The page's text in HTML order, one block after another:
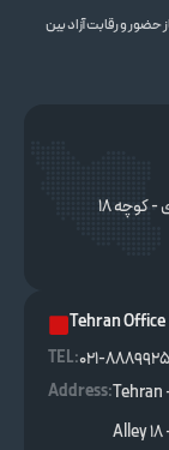
و رقابت آزاد بین
تهران - خیابان مطهری - خیابان میرزای شیرازی - کوچه ۱۸
Tehran Office
TEL :
Address:Tehran
Alley